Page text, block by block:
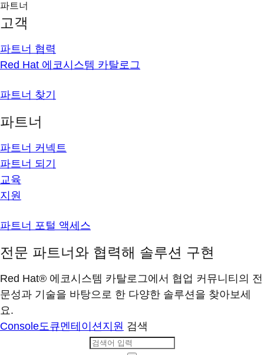
파트너
고객
파트너 협력
Red Hat 에코시스템 카탈로그
파트너 찾기
파트너
파트너 커넥트
파트너 되기
교육
지원
파트너 포털 액세스
전문 파트너와 협력해 솔루션 구현
Red Hat® 에코시스템 카탈로그에서 협업 커뮤니티의 전
문성과 기술을 바탕으로 한 다양한 솔루션을 찾아보세
요.
Console도큐멘테이션지원 검색